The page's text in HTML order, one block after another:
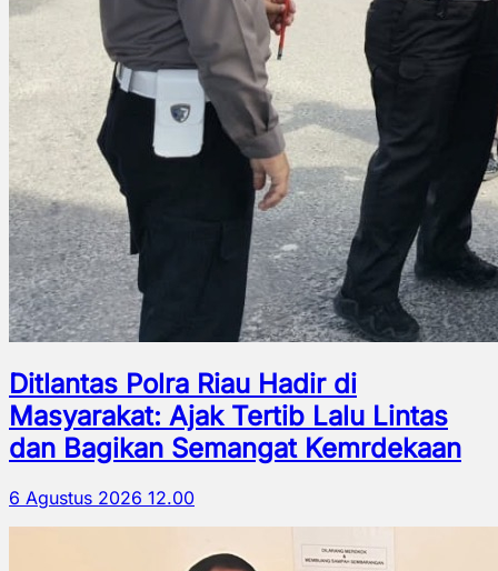
Ditlantas Polra Riau Hadir di
Masyarakat: Ajak Tertib Lalu Lintas
dan Bagikan Semangat Kemrdekaan
6 Agustus 2026 12.00